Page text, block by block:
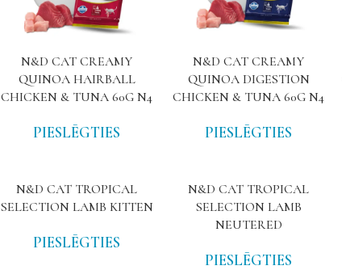
N&D CAT CREAMY
QUINOA HAIRBALL
CHICKEN & TUNA 60G N4
PIESLĒGTIES
N&D CAT CREAMY
QUINOA DIGESTION
CHICKEN & TUNA 60G N4
PIESLĒGTIES
N&D CAT TROPICAL
SELECTION LAMB KITTEN
PIESLĒGTIES
N&D CAT TROPICAL
SELECTION LAMB
NEUTERED
PIESLĒGTIES